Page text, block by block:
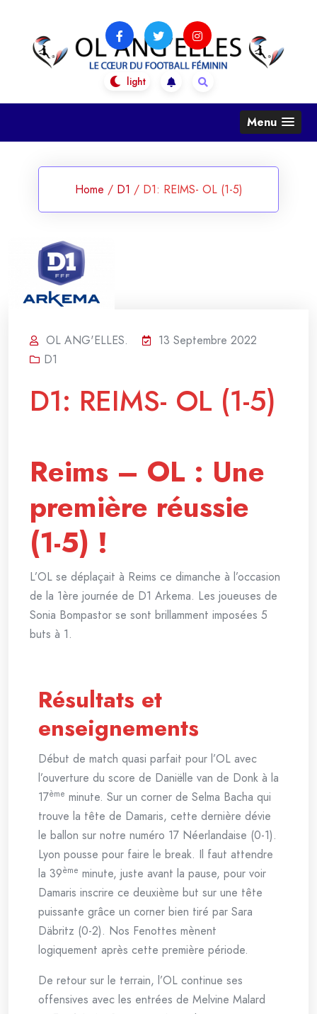
content
OL Ang'Elles
Le coeur du football féminin
Menu
Home / D1 / D1: REIMS- OL (1-5)
OL ANG'ELLES.
13 Septembre 2022
D1
D1: REIMS- OL (1-5)
Reims – OL : Une
première réussie
(1-5) !
L’OL se déplaçait à Reims ce dimanche à l’occasion
de la 1ère journée de D1 Arkema. Les joueuses de
Sonia Bompastor se sont brillamment imposées 5
buts à 1.
Résultats et
enseignements
Début de match quasi parfait pour l’OL avec
l’ouverture du score de Daniëlle van de Donk à la
17ème minute. Sur un corner de Selma Bacha qui
trouve la tête de Damaris, cette dernière dévie
le ballon sur notre numéro 17 Néerlandaise (0-1).
Lyon pousse pour faire le break. Il faut attendre
la 39ème minute, juste avant la pause, pour voir
Damaris inscrire ce deuxième but sur une tête
puissante grâce un corner bien tiré par Sara
Däbritz (0-2). Nos Fenottes mènent
logiquement après cette première période.
De retour sur le terrain, l’OL continue ses
offensives avec les entrées de Melvine Malard